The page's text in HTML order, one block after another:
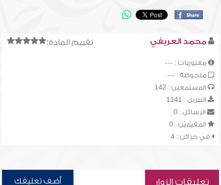
تقييم المادة: محمد العريفي
معلومات : ---
ملحوظة : ---
المستمعين : 142
التنزيل : 1141
الرسائل : 0
المقيميّن : 0
في خزائن : 4
تعليقات الزوار أضف تعليقك